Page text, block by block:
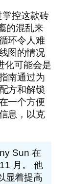
控这款砖
的混乱来
环令人难
图的情况
化可能会是
南通过为
方和解锁
一个方便
息，以克
Sun 在
月。
他
显着提高